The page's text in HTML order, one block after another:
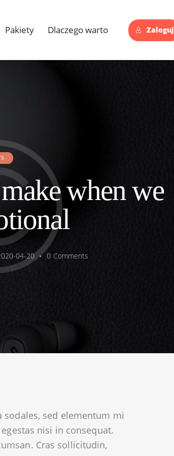
Pakiety Dlaczego warto Zaloguj
when we
04-20 0 Comments
sed elementum mi
nisi in consequat.
Cras sollicitudin,